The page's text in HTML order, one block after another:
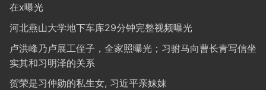
在x曝光
河北燕山大学地下车库29分钟完整视频曝光
卢洪峰乃卢展工侄子，全家照曝光；习驸马向曹长青写信坐
实其和习明泽的关系
贺荣是习仲勋的私生女, 习近平亲妹妹